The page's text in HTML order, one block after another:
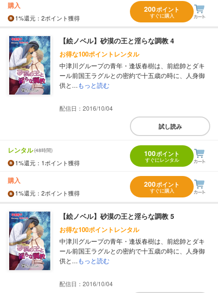
購入
1%還元 ：2ポイント獲得
200ポイント
すぐに購入
【絵ノベル】砂漠の王と淫らな調教 4
お得な100ポイントレンタル
中津川グループの青年・逢坂春樹は、前総帥とダキ
ール前国王ラグルとの密約で十五歳の時に、人身御
供と...もっと読む
配信日：2016/10/04
試し読み
レンタル(48時間)
1%還元 ：1ポイント獲得
100ポイント
すぐにレンタル
購入
1%還元 ：2ポイント獲得
200ポイント
すぐに購入
【絵ノベル】砂漠の王と淫らな調教 5
お得な100ポイントレンタル
中津川グループの青年・逢坂春樹は、前総帥とダキ
ール前国王ラグルとの密約で十五歳の時に、人身御
供と...もっと読む
配信日：2016/10/04